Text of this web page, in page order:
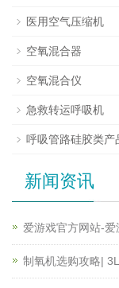
医用空气压缩机
空氧混合器
空氧混合仪
急救转运呼吸机
呼吸管路硅胶类产
新闻资讯
爱游戏官方网站-
制氧机选购攻略|